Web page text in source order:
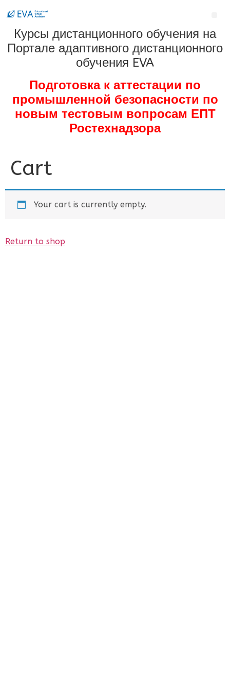
Курсы дистанционного обучения на
Портале адаптивного дистанционного
обучения EVA
Подготовка к аттестации по
промышленной безопасности по
новым тестовым вопросам ЕПТ
Ростехнадзора
Cart
Your cart is currently empty.
Return to shop